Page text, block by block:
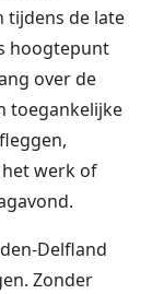
tijdens de late
hoogtepunt
over de
toegankelijke
werk of
Delfland
Zonder